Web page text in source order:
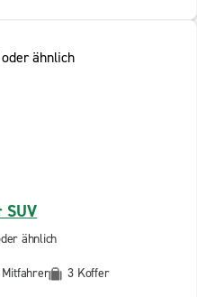
SUV
ähnlich
3 Koffer